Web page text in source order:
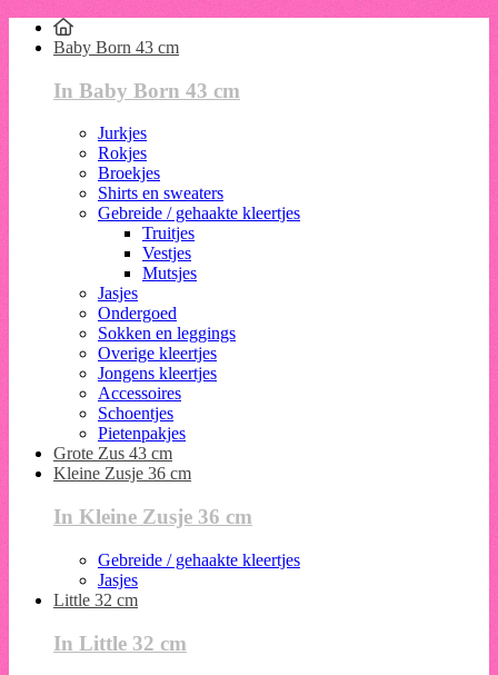
Baby Born 43 cm
In Baby Born 43 cm
Jurkjes
Rokjes
Broekjes
Shirts en sweaters
Gebreide / gehaakte kleertjes
Truitjes
Vestjes
Mutsjes
Jasjes
Ondergoed
Sokken en leggings
Overige kleertjes
Jongens kleertjes
Accessoires
Schoentjes
Pietenpakjes
Grote Zus 43 cm
Kleine Zusje 36 cm
In Kleine Zusje 36 cm
Gebreide / gehaakte kleertjes
Jasjes
Little 32 cm
In Little 32 cm